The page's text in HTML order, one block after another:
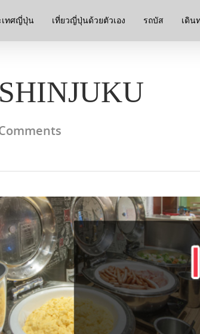
เทศญี่ปุ่น เที่ยวญี่ปุ่นด้วยตัวเอง รถบัส เดิน